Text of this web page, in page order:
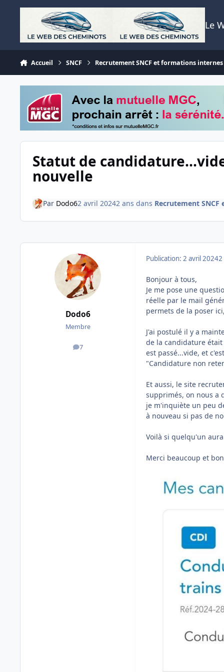
Aller au contenu
Le
Accueil SNCF Recrutement SNCF et formations
Statut de
nouvelle
Par Dodo62 avril 20242 ans dans Recrutement
Dodo6
Membre
7
messages
Publication: 2 avril 20242
Bonjour à tous,
Je me pose une
réelle par le mail
permets de la poser
J'ai postulé il y a
de la candidature
est passé...vide, et
"Candidature non
Et aussi, le site
supprimés, on nous a
je m'inquiète un peu
à nouveau si pas de
Voilà si quelqu'un
Merci beaucoup et